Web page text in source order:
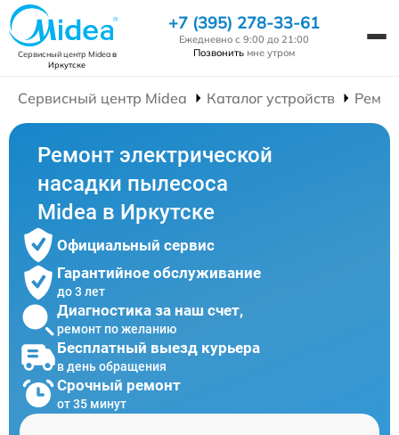
Сервисный центр Mideaв
Иркутске
+7 (395) 278-33-61
Ежедневно с 9:00 до 21:00
Позвонить мне утром
Сервисный центр Midea Каталог устройств
Ремонт электрической
насадки пылесоса
Midea в Иркутске
Официальный сервис
Гарантийное обслуживание
до 3 лет
Диагностика за наш счет,
ремонт по желанию
Бесплатный выезд курьера
в день обращения
Срочный ремонт
от 35 минут